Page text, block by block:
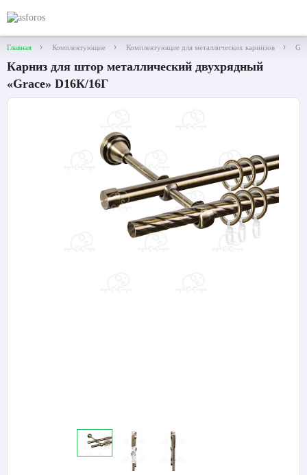
Главная Комплектующие Комплектующие для металлических карнизов
Карниз для штор металлический двухрядный
«Grace» D16К/16Г